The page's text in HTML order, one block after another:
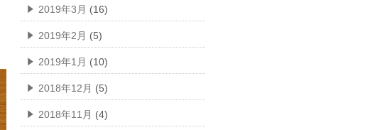
2019年3月 (16)
2019年2月 (5)
2019年1月 (10)
2018年12月 (5)
2018年11月 (4)